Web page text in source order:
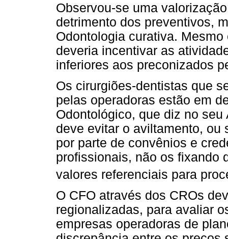
Observou-se uma
detrimento dos preventivos,
Odontologia curativa.
deveria incentivar as
inferiores aos preconizados
Os cirurgiões-dentistas que
pelas operadoras estão em
Odontológico, que diz no seu
deve evitar o aviltamento, ou
por parte de convênios e
profissionais, não os fixando
valores referenciais para
O CFO através dos CROs
regionalizadas, para avaliar
empresas operadoras de